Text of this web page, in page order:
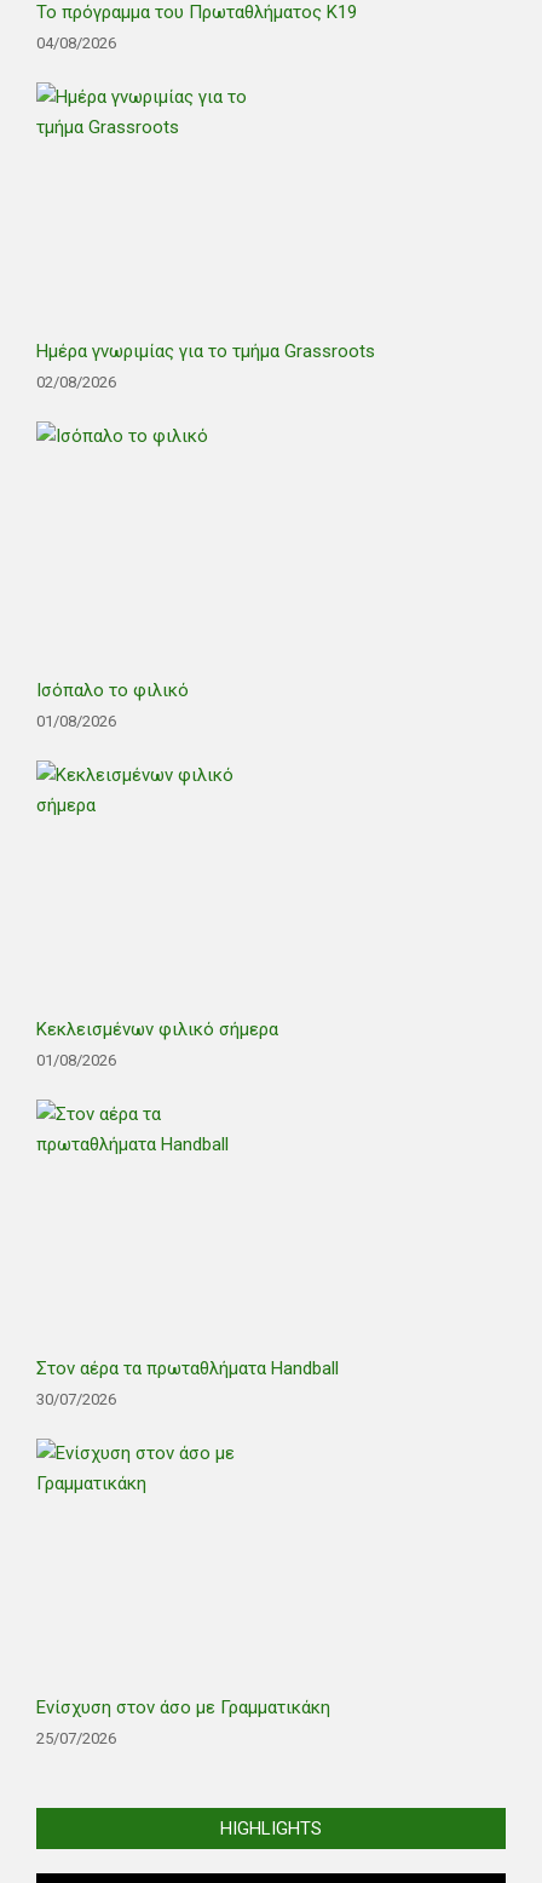
Το πρόγραμμα του Πρωταθλήματος Κ19
04/08/2026
Ημέρα γνωριμίας για το τμήμα Grassroots
02/08/2026
Ισόπαλο το φιλικό
01/08/2026
Κεκλεισμένων φιλικό σήμερα
01/08/2026
Στον αέρα τα πρωταθλήματα Handball
30/07/2026
Ενίσχυση στον άσο με Γραμματικάκη
25/07/2026
HIGHLIGHTS